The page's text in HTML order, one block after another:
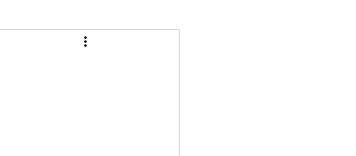
YMCA MACAU